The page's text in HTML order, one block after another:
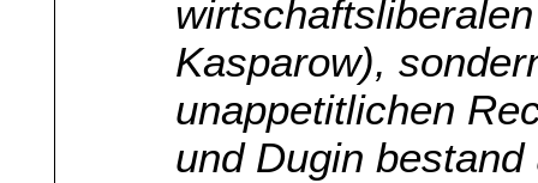
Kasparow),
unappetitlichen
und Dugin